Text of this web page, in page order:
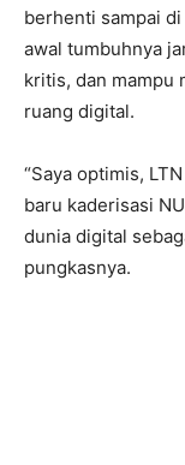
berhenti sampai
awal tumbuhnya
kritis, dan mampu
ruang digital.
“Saya optimis,
baru kaderisasi
dunia digital
pungkasnya.